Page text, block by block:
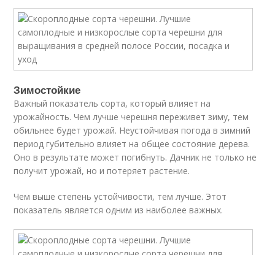
Зимостойкие
Важный показатель сорта, который влияет на
урожайность. Чем лучше черешня переживет зиму, тем
обильнее будет урожай. Неустойчивая погода в зимний
период губительно влияет на общее состояние дерева.
Оно в результате может погибнуть. Дачник не только не
получит урожай, но и потеряет растение.
Чем выше степень устойчивости, тем лучше. Этот
показатель является одним из наиболее важных.